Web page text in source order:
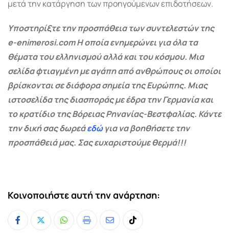
μετά την κατάργηση των προηγούμενων επιδοτήσεων.
Υποστηρίξτε την προσπάθεια των συντελεστών της
e-enimerosi.com Η οποία ενημερώνει για όλα τα
θέματα του ελληνισμού αλλά και του κόσμου. Μια
σελίδα φτιαγμένη με αγάπη από ανθρώπους οι οποίοι
βρίσκονται σε διάφορα σημεία της Ευρώπης. Μιας
ιστοσελίδα της διασποράς με έδρα την Γερμανία και
το κρατίδιο της Βόρειας Ρηνανίας-Βεστφαλίας. Κάντε
την δική σας δωρεάεδώγια να βοηθήσετε την
προσπάθειά μας. Σας ευχαριστούμε θερμά!!!
Κοινοποιήστε αυτή την ανάρτηση:
Whatsapp
Print
ShareTiktok